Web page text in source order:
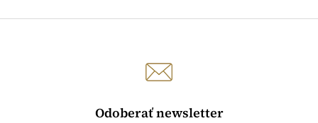
Odoberať newsletter